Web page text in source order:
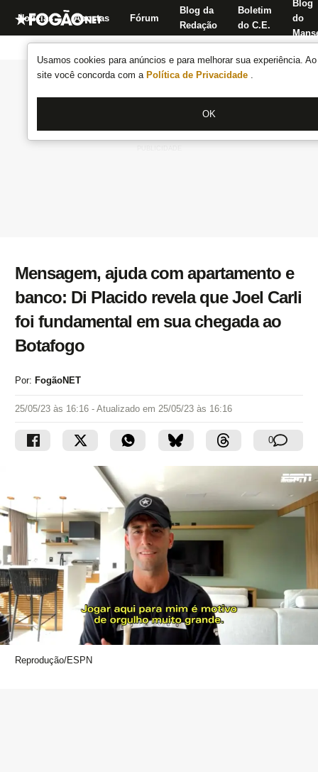
Usamos cookies para anúncios e para melhorar sua experiência.
site você concorda com a Política de Privacidade .
OK
Notícias Apostas Fórum
Blog da
Redação
Boletim
do C.E.
Blog
do
Mensagem, ajuda com apartamento e
banco: Di Placido revela que Joel Carli
foi fundamental em sua chegada ao
Botafogo
Por: FogãoNET
25/05/23 às 16:16 - Atualizado em 25/05/23 às 16:16
0
Reprodução/ESPN